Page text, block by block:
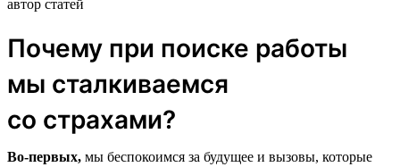
автор статей
Почему при поиске работы
мы сталкиваемся
со страхами?
Во-первых, мы беспокоимся за будущее и вызовы, которые